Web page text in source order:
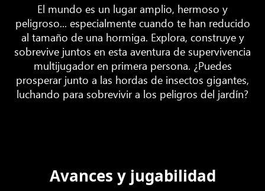
El mundo es un lugar amplio, hermoso y
peligroso... especialmente cuando te han reducido
al tamaño de una hormiga. Explora, construye y
sobrevive juntos en esta aventura de supervivencia
multijugador en primera persona. ¿Puedes
prosperar junto a las hordas de insectos gigantes,
luchando para sobrevivir a los peligros del jardín?
Avances y jugabilidad